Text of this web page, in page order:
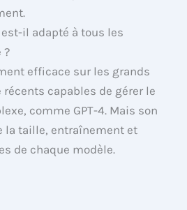
il adapté à tous les
?
efficace sur les grands
capables de gérer le
comme GPT-4. Mais son
la taille, entraînement et
de chaque modèle.